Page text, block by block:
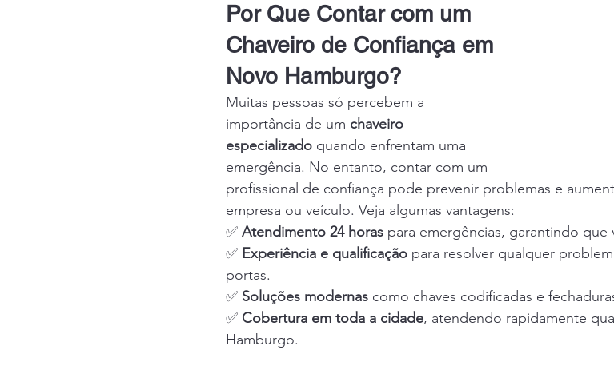
Por Que Contar com um
Chaveiro de Confiança em
Novo Hamburgo?
Muitas pessoas só percebem a
importância de um chaveiro
especializado quando enfrentam uma
emergência. No entanto, contar com um
profissional de confiança pode prevenir problemas e
empresa ou veículo. Veja algumas vantagens:
✅ Atendimento 24 horas para emergências, garantindo
✅ Experiência e qualificação para resolver qualquer
portas.
✅ Soluções modernas como chaves codificadas e
✅ Cobertura em toda a cidade, atendendo rapidamente
Hamburgo.